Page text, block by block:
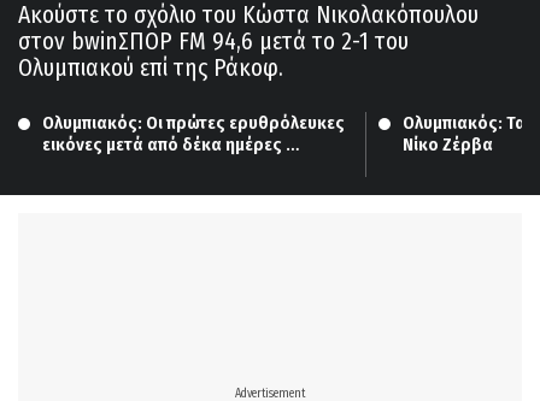
Ακούστε το σχόλιο του Κώστα Νικολακόπουλου
στον bwinΣΠΟΡ FM 94,6 μετά το 2-1 του
Ολυμπιακού επί της Ράκοφ.
Ολυμπιακός: Οι πρώτες ερυθρόλευκες
εικόνες μετά από δέκα ημέρες
Ολυμπιακός: Τα
Νίκο Ζέρβα